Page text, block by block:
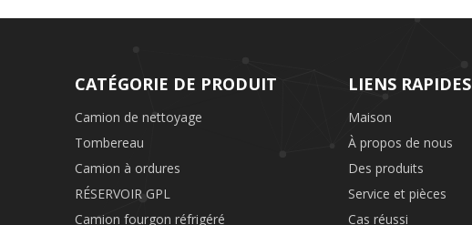
CATÉGORIE DE PRODUIT
Camion de nettoyage
Tombereau
Camion à ordures
RÉSERVOIR GPL
Camion fourgon réfrigéré
LIENS RAPIDES
Maison
À propos de nous
Des produits
Service et pièces
Cas réussi